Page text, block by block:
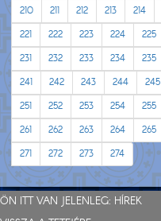
210
211 212 213 214
221
222 223 224 225
231
232 233 234 235
241
242 243 244 245
251
252 253 254 255
261
262 263 264 265
271
272 273 274
ÖN ITT VAN JELENLEG: HÍREK